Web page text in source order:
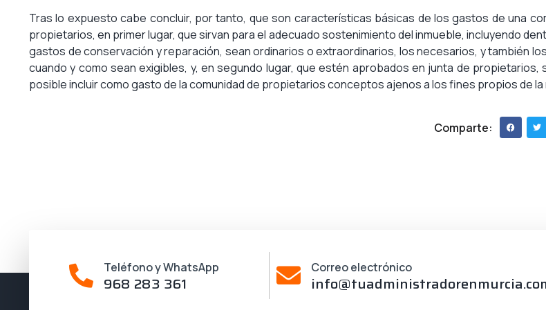
Tras lo expuesto cabe concluir, por tanto, que son características básicas de los gastos de una
propietarios, en primer lugar, que sirvan para el adecuado sostenimiento del inmueble, incluyendo
gastos de conservación y reparación, sean ordinarios o extraordinarios, los necesarios, y también
cuando y como sean exigibles, y, en segundo lugar, que estén aprobados en junta de propietarios,
posible incluir como gasto de la comunidad de propietarios conceptos ajenos a los fines propios de la
Comparte:
Teléfono y WhatsApp
968 283 361
Correo electrónico